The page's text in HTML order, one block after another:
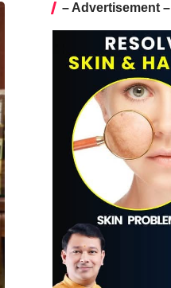
– Advertisement –